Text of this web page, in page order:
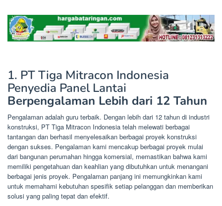
1. PT Tiga Mitracon Indonesia
Penyedia Panel Lantai
Berpengalaman Lebih dari 12 Tahun
Pengalaman adalah guru terbaik. Dengan lebih dari 12 tahun di industri
konstruksi, PT Tiga Mitracon Indonesia telah melewati berbagai
tantangan dan berhasil menyelesaikan berbagai proyek konstruksi
dengan sukses. Pengalaman kami mencakup berbagai proyek mulai
dari bangunan perumahan hingga komersial, memastikan bahwa kami
memiliki pengetahuan dan keahlian yang dibutuhkan untuk menangani
berbagai jenis proyek. Pengalaman panjang ini memungkinkan kami
untuk memahami kebutuhan spesifik setiap pelanggan dan memberikan
solusi yang paling tepat dan efektif.